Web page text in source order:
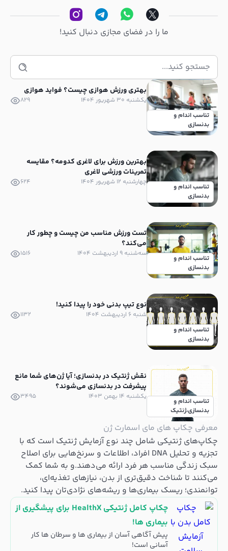
ما را در فضای مجازی دنبال کنید!
جستجو
برای:
تناسب اندام و
بدنسازی
بهتری ورزش هوازی چیست؟ فواید هوازی
یکشنبه ۳۰ شهریور ۱۴۰۴ 829
تناسب اندام و
بدنسازی
بهترین ورزش برای لاغری کدومه؟ مقایسه
تمرینات ورزشی لاغری
چهارشنبه ۱۲ شهریور ۱۴۰۴ 624
تناسب اندام و
بدنسازی
تست ورزش مناسب من چیست و چطور کار
می‌کند؟
سه‌شنبه ۹ اردیبهشت ۱۴۰۴ 1516
تناسب اندام و
بدنسازی
نوع تیپ بدنی خود را پیدا کنید!
شنبه ۶ اردیبهشت ۱۴۰۴ 1132
تناسب اندام و
بدنسازی،ژنتیک
نقش ژنتیک در بدنسازی؛ آیا ژن‌های شما مانع
پیشرفت در بدنسازی می‌شوند؟
یکشنبه ۱۴ بهمن ۱۴۰۳ 3495
معرفی چکاپ های مای اسمارت ژن
چکاپ‌های ژنتیکی شامل چند نوع آزمایش ژنتیک است که با
تجزیه و تحلیل DNA افراد، اطلاعات و سرنخ‌هایی برای اصلاح
سبک زندگی مناسب هر فرد ارائه می‌دهند.و به شما کمک
می‌کنند تا شناخت دقیق‌تری از بدن، نیازهای تغذیه‌ای،
توانمندی؛ ریسک بیماری‌ها و ریشه‌های نژادی‌تان پیدا کنید.
چکاپ کامل ژنتیکی HealthX برای پیشگیری از
بیماری ها!
پیش آگاهی آسان از بیماری ها و سرطان ها کار
آسانی است!